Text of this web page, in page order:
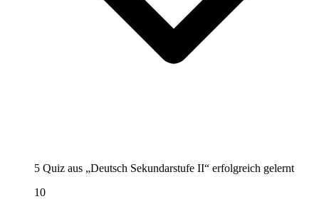
5 Quiz aus „Deutsch Sekundarstufe II“ erfolgreich gelernt
10